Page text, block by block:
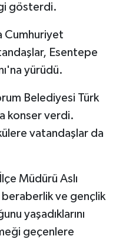
gösterdi.
Cumhuriyet
Esentepe
yürüdü.
Belediyesi Türk
konser verdi.
vatandaşlar da
Müdürü Aslı
beraberlik ve gençlik
yaşadıklarını
geçenlere